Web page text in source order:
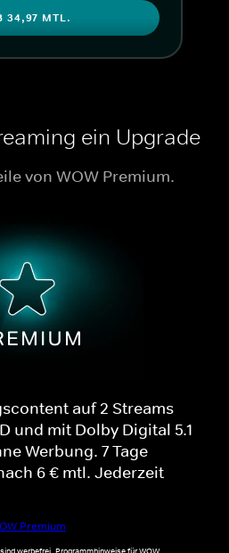
34,97 MTL.
ein Upgrade
von WOW Premium.
auf 2 Streams
und mit Dolby Digital 5.1
Werbung. 7 Tage
6 € mtl. Jederzeit
Premium